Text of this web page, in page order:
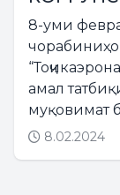
8-уми
амал
муқовимат
Тоҷикистон
8.02.2024